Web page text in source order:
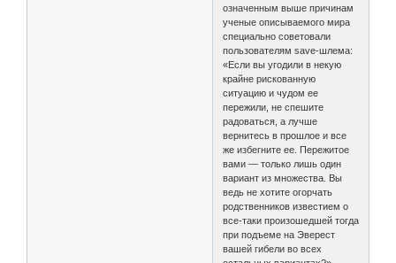
означенным выше причинам
ученые описываемого мира
специально советовали
пользователям save-шлема:
«Если вы угодили в некую
крайне рискованную
ситуацию и чудом ее
пережили, не спешите
радоваться, а лучше
вернитесь в прошлое и все
же избегните ее. Пережитое
вами — только лишь один
вариант из множества. Вы
ведь не хотите огорчать
родственников известием о
все-таки произошедшей тогда
при подъеме на Эверест
вашей гибели во всех